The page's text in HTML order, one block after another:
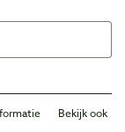
Bekijk ook